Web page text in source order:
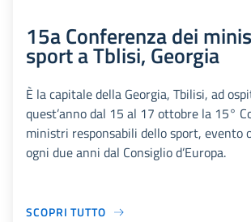
15a Conferenza dei
sport a Tblisi, Georgia
È la capitale della Georgia, Tbilisi, ad
quest’anno dal 15 al 17 ottobre la 15°
ministri responsabili dello sport, evento
ogni due anni dal Consiglio d’Europa.
SCOPRI TUTTO